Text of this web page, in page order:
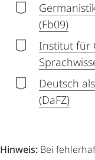
(Fb09)
Institut für
Deutsch
(DaFZ)
Hinweis: Bei